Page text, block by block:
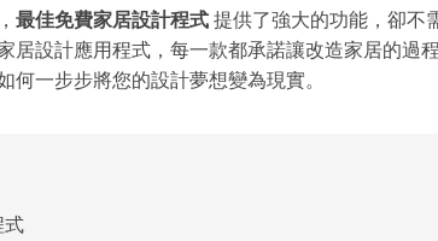
最佳免費家居設計程式提供了強大的功能，卻不
居設計應用程式，每一款都承諾讓改造家居的過程
一步步將您的設計夢想變為現實。